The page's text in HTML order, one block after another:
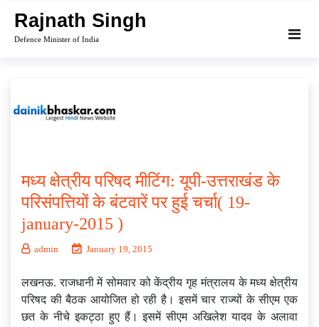
content
Rajnath Singh
Defence Minister of India
मध्य क्षेत्रीय परिषद मीटिंग: यूपी-उत्तराखंड के
परिसंपत्तियों के बंटवारें पर हुई चर्चा( 19-
january-2015 )
admin January 19, 2015
लखनऊ. राजधानी में सोमवार को केंद्रीय गृह मंत्रालय के मध्य क्षेत्रीय
परिषद की बैठक आयोजित हो रही है। इसमें चार राज्यों के सीएम एक
छत के नीचे इकट्ठा हुए हैं। इसमें सीएम अखिलेश यादव के अलावा